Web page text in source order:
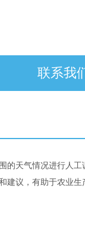
联系我
的天气情况进行人
建议，有助于农业生